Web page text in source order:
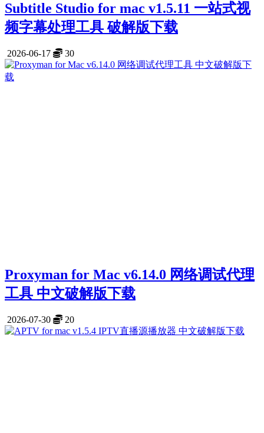
Subtitle Studio for mac v1.5.11 一站式视
频字幕处理工具 破解版下载
2026-06-17 30
Proxyman for Mac v6.14.0 网络调试代理
工具 中文破解版下载
2026-07-30 20